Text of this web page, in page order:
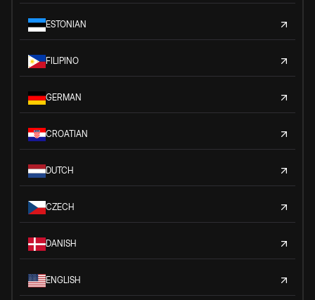
ESTONIAN
FILIPINO
GERMAN
CROATIAN
DUTCH
CZECH
DANISH
ENGLISH